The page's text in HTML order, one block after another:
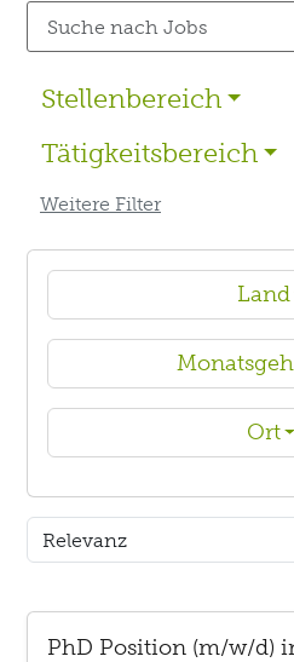
Stellenbereich
Tätigkeitsbereich
Weitere Filter
Land
Ort
PhD Position (m/w/d)